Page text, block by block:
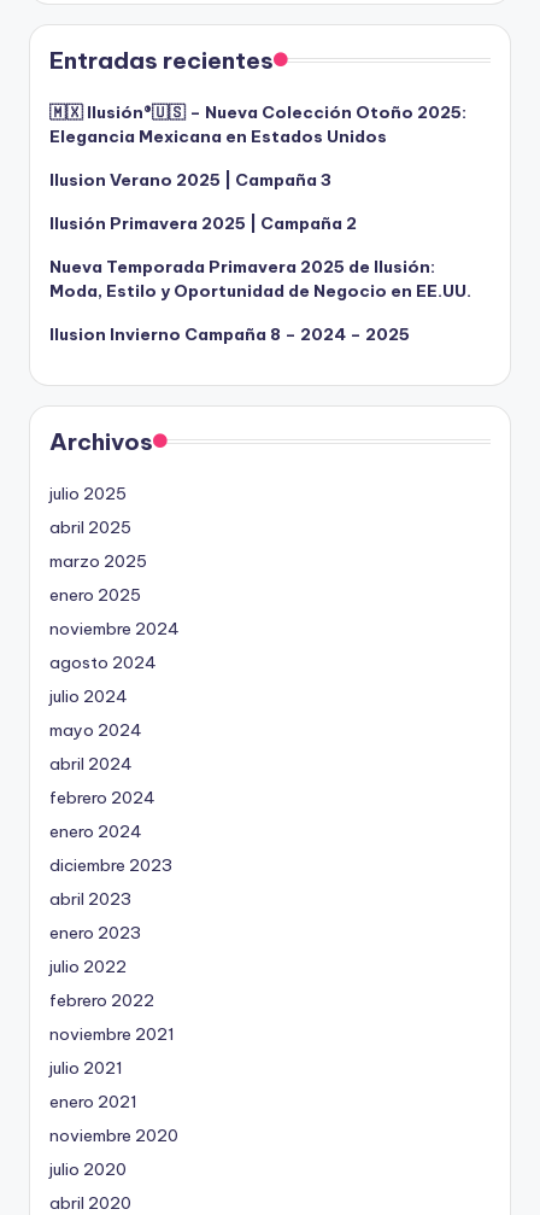
Entradas recientes
🇲🇽 Ilusión®️🇺🇸 – Nueva Colección Otoño 2025:
Elegancia Mexicana en Estados Unidos
Ilusion Verano 2025 | Campaña 3
Ilusión Primavera 2025 | Campaña 2
Nueva Temporada Primavera 2025 de Ilusión:
Moda, Estilo y Oportunidad de Negocio en EE.UU.
Ilusion Invierno Campaña 8 – 2024 – 2025
Archivos
julio 2025
abril 2025
marzo 2025
enero 2025
noviembre 2024
agosto 2024
julio 2024
mayo 2024
abril 2024
febrero 2024
enero 2024
diciembre 2023
abril 2023
enero 2023
julio 2022
febrero 2022
noviembre 2021
julio 2021
enero 2021
noviembre 2020
julio 2020
abril 2020